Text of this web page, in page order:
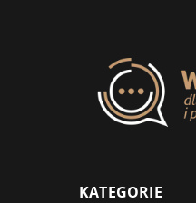
KATEGORIE